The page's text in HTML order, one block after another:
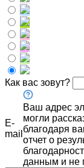
Как вас зовут?
E-
mail
Ваш адрес
могли
благодаря
отчет о
данным и не